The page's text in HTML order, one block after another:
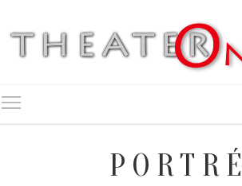
PORTRÉ